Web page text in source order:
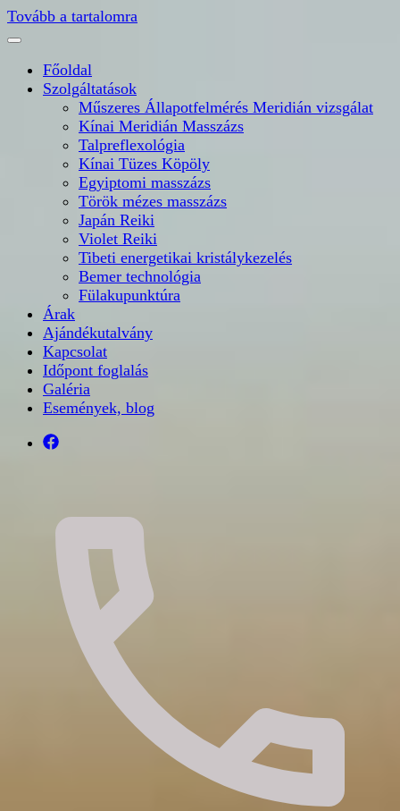
Tovább a tartalomra
Főoldal
Szolgáltatások
Műszeres Állapotfelmérés Meridián vizsgálat
Kínai Meridián Masszázs
Talpreflexológia
Kínai Tüzes Köpöly
Egyiptomi masszázs
Török mézes masszázs
Japán Reiki
Violet Reiki
Tibeti energetikai kristálykezelés
Bemer technológia
Fülakupunktúra
Árak
Ajándékutalvány
Kapcsolat
Időpont foglalás
Galéria
Események, blog